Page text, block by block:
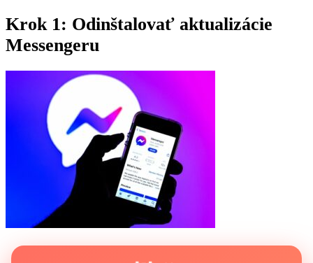
Krok 1: Odinštalovať aktualizácie
Messengeru